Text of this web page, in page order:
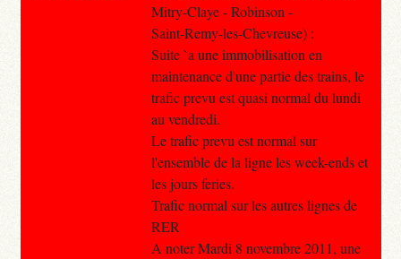
Mitry-Claye - Robinson -
Saint-Remy-les-Chevreuse) :
Suite `a une immobilisation en
maintenance d'une partie des trains, le
trafic prevu est quasi normal du lundi
au vendredi.
Le trafic prevu est normal sur
l'ensemble de la ligne les week-ends et
les jours feries.
Trafic normal sur les autres lignes de
RER
A noter Mardi 8 novembre 2011, une